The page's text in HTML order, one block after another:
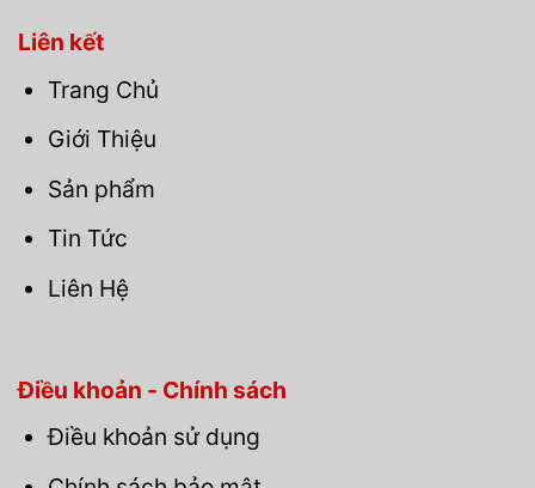
Liên kết
Trang Chủ
Giới Thiệu
Sản phẩm
Tin Tức
Liên Hệ
Điều khoản - Chính sách
Điều khoản sử dụng